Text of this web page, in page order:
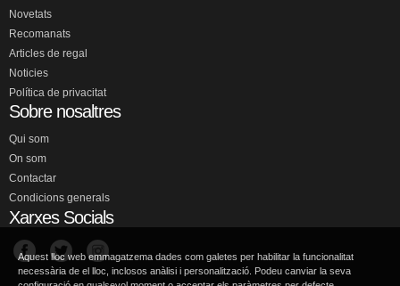
Novetats
Recomanats
Articles de regal
Noticies
Política de privacitat
Sobre nosaltres
Qui som
On som
Contactar
Condicions generals
Xarxes Socials
Aquest lloc web emmagatzema dades com galetes per habilitar la funcionalitat
necessària de el lloc, inclosos anàlisi i personalització. Podeu canviar la seva